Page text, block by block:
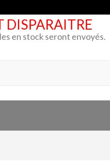
DISPARAITRE
en stock seront envoyés.